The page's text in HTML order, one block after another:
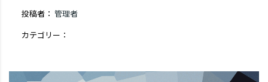
投稿者： 管理者
カテゴリー：